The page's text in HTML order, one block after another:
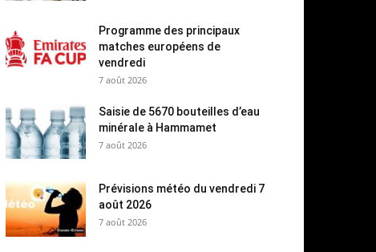
Programme des principaux
matches européens de
vendredi
7 août 2026
Saisie de 5670 bouteilles d’eau
minérale à Hammamet
7 août 2026
Prévisions météo du vendredi 7
août 2026
7 août 2026